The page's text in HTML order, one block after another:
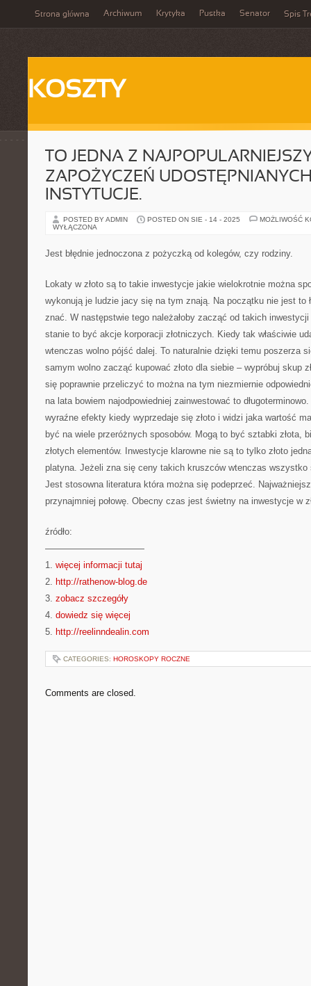
Strona główna Archiwum Krytyka Pustka Senator Spis
KOSZTY
TO JEDNA Z
ZAPOŻYCZEŃ
INSTYTUCJE.
POSTED BY ADMIN POSTED ON SIE - 14 - 2025
MOŻLIWOŚĆ
WYŁĄCZONA
Jest błędnie jednoczona z pożyczką od kolegów, czy rodziny.
Lokaty w złoto są to takie inwestycje jakie wielokrotnie można
wykonują je ludzie jacy się na tym znają. Na początku nie jest to
znać. W następstwie tego należałoby zacząć od takich
stanie to być akcje korporacji złotniczych. Kiedy tak właściwie
wtenczas wolno pójść dalej. To naturalnie dzięki temu poszerza
samym wolno zacząć kupować złoto dla siebie – wypróbuj skup
się poprawnie przeliczyć to można na tym niezmiernie
na lata bowiem najodpowiedniej zainwestować to
wyraźne efekty kiedy wyprzedaje się złoto i widzi jaka wartość
być na wiele przeróżnych sposobów. Mogą to być sztabki złota,
złotych elementów. Inwestycje klarowne nie są to tylko złoto
platyna. Jeżeli zna się ceny takich kruszców wtenczas wszystko
Jest stosowna literatura która można się podeprzeć.
przynajmniej połowę. Obecny czas jest świetny na inwestycje w
źródło:
———————————
1. więcej informacji tutaj
2. http://rathenow-blog.de
3. zobacz szczegóły
4. dowiedz się więcej
5. http://reelinndealin.com
CATEGORIES: HOROSKOPY ROCZNE
Comments are closed.